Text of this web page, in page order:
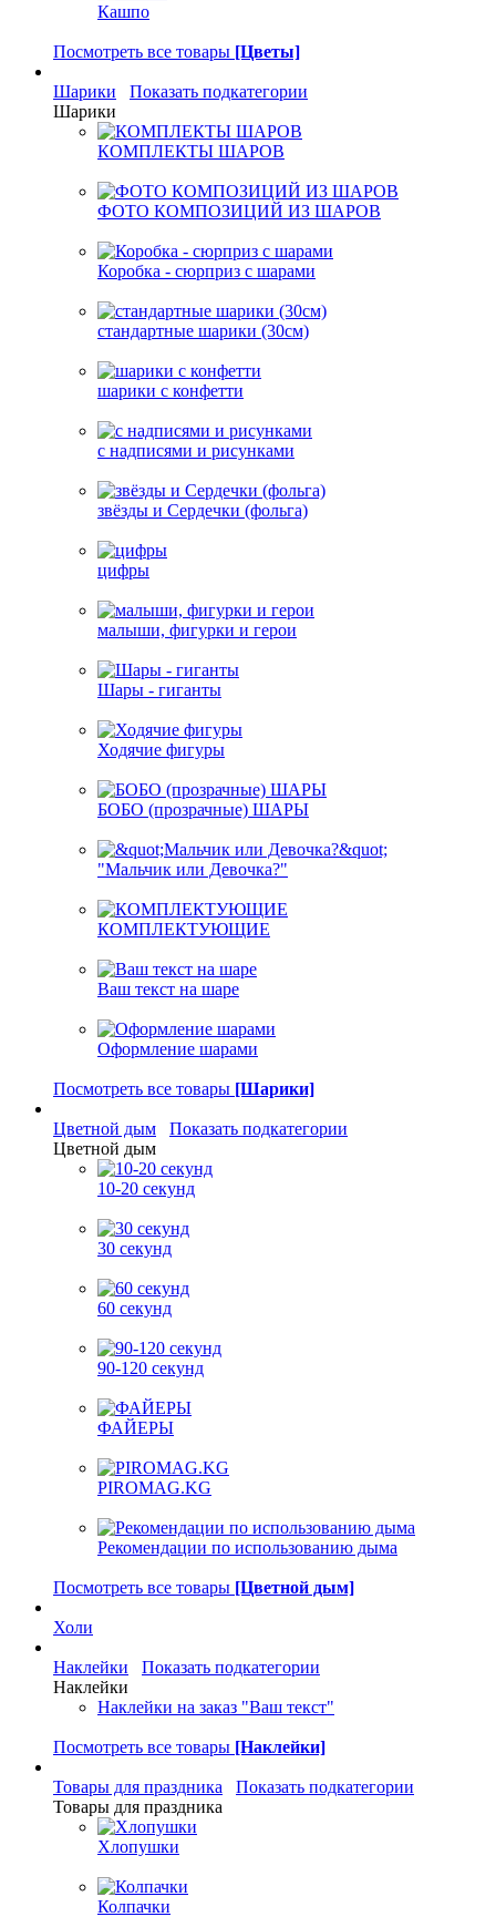
Кашпо
Посмотреть все товары [Цветы]
Шарики
Показать подкатегории
Шарики
КОМПЛЕКТЫ ШАРОВ
ФОТО КОМПОЗИЦИЙ ИЗ ШАРОВ
Коробка - сюрприз с шарами
стандартные шарики (30см)
шарики с конфетти
с надписями и рисунками
звёзды и Сердечки (фольга)
цифры
малыши, фигурки и герои
Шары - гиганты
Ходячие фигуры
БОБО (прозрачные) ШАРЫ
"Мальчик или Девочка?"
КОМПЛЕКТУЮЩИЕ
Ваш текст на шаре
Оформление шарами
Посмотреть все товары [Шарики]
Цветной дым
Показать подкатегории
Цветной дым
10-20 секунд
30 секунд
60 секунд
90-120 секунд
ФАЙЕРЫ
PIROMAG.KG
Рекомендации по использованию дыма
Посмотреть все товары [Цветной дым]
Холи
Наклейки
Показать подкатегории
Наклейки
Наклейки на заказ "Ваш текст"
Посмотреть все товары [Наклейки]
Товары для праздника
Показать подкатегории
Товары для праздника
Хлопушки
Колпачки